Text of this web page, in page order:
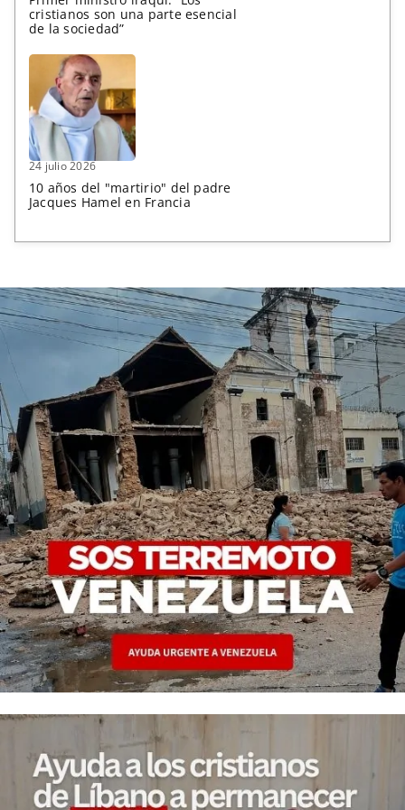
cristianos son una parte esencial
de la sociedad”
24 julio 2026
10 años del "martirio" del padre
Jacques Hamel en Francia